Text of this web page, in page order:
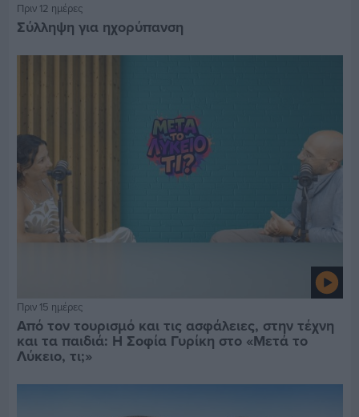
Πριν 12 ημέρες
Σύλληψη για ηχορύπανση
Πριν 15 ημέρες
Από τον τουρισμό και τις ασφάλειες, στην τέχνη
και τα παιδιά: Η Σοφία Γυρίκη στο «Μετά το
Λύκειο, τι;»